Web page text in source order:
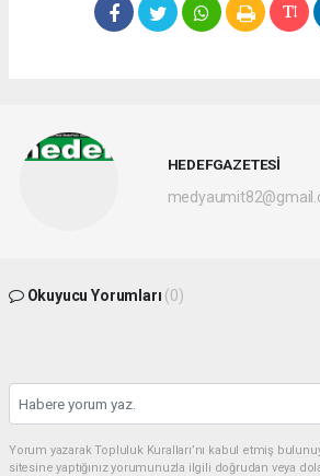
HEDEFGAZETESİ
Okuyucu Yorumları (0)
Yorum yazarak Topluluk Kuralları’nı kabul etmiş
sitesine yaptığınız yorumunuzla ilgili doğrudan veya